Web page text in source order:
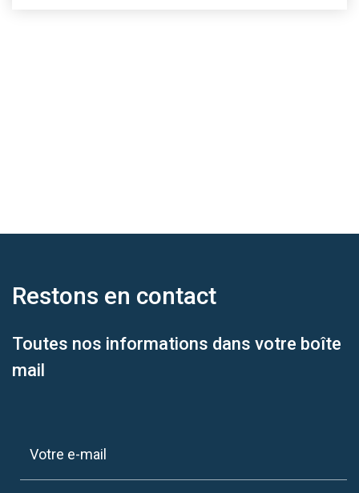
Restons en contact
Toutes nos informations dans votre boîte
mail